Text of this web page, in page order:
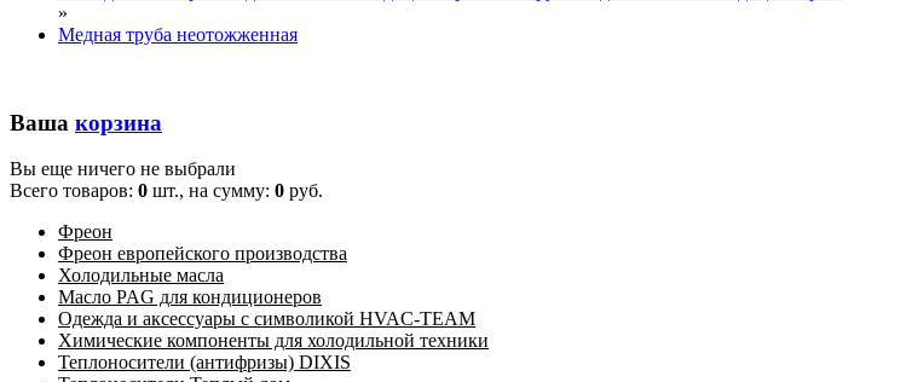
»
Медная труба неотожженная
Ваша корзина
Вы еще ничего не выбрали
Всего товаров: 0 шт., на сумму: 0 руб.
Фреон
Фреон европейского производства
Холодильные масла
Масло PAG для кондиционеров
Одежда и аксессуары с символикой HVAC-TEAM
Химические компоненты для холодильной техники
Теплоносители (антифризы) DIXIS